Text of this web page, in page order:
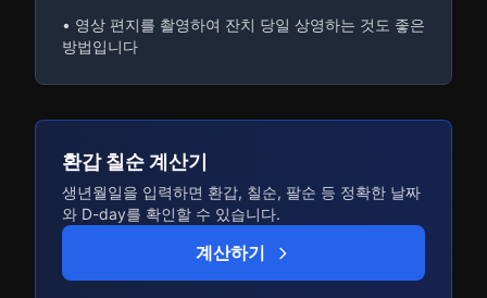
• 영상 편지를 촬영하여 잔치 당일 상영하는 것도 좋은
방법입니다
환갑 칠순 계산기
생년월일을 입력하면 환갑, 칠순, 팔순 등 정확한 날짜
와 D-day를 확인할 수 있습니다.
계산하기